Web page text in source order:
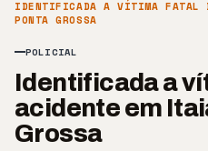
IDENTIFICADA A VÍTIMA FATAL
PONTA GROSSA
POLICIAL
Identificada a
acidente em
Grossa